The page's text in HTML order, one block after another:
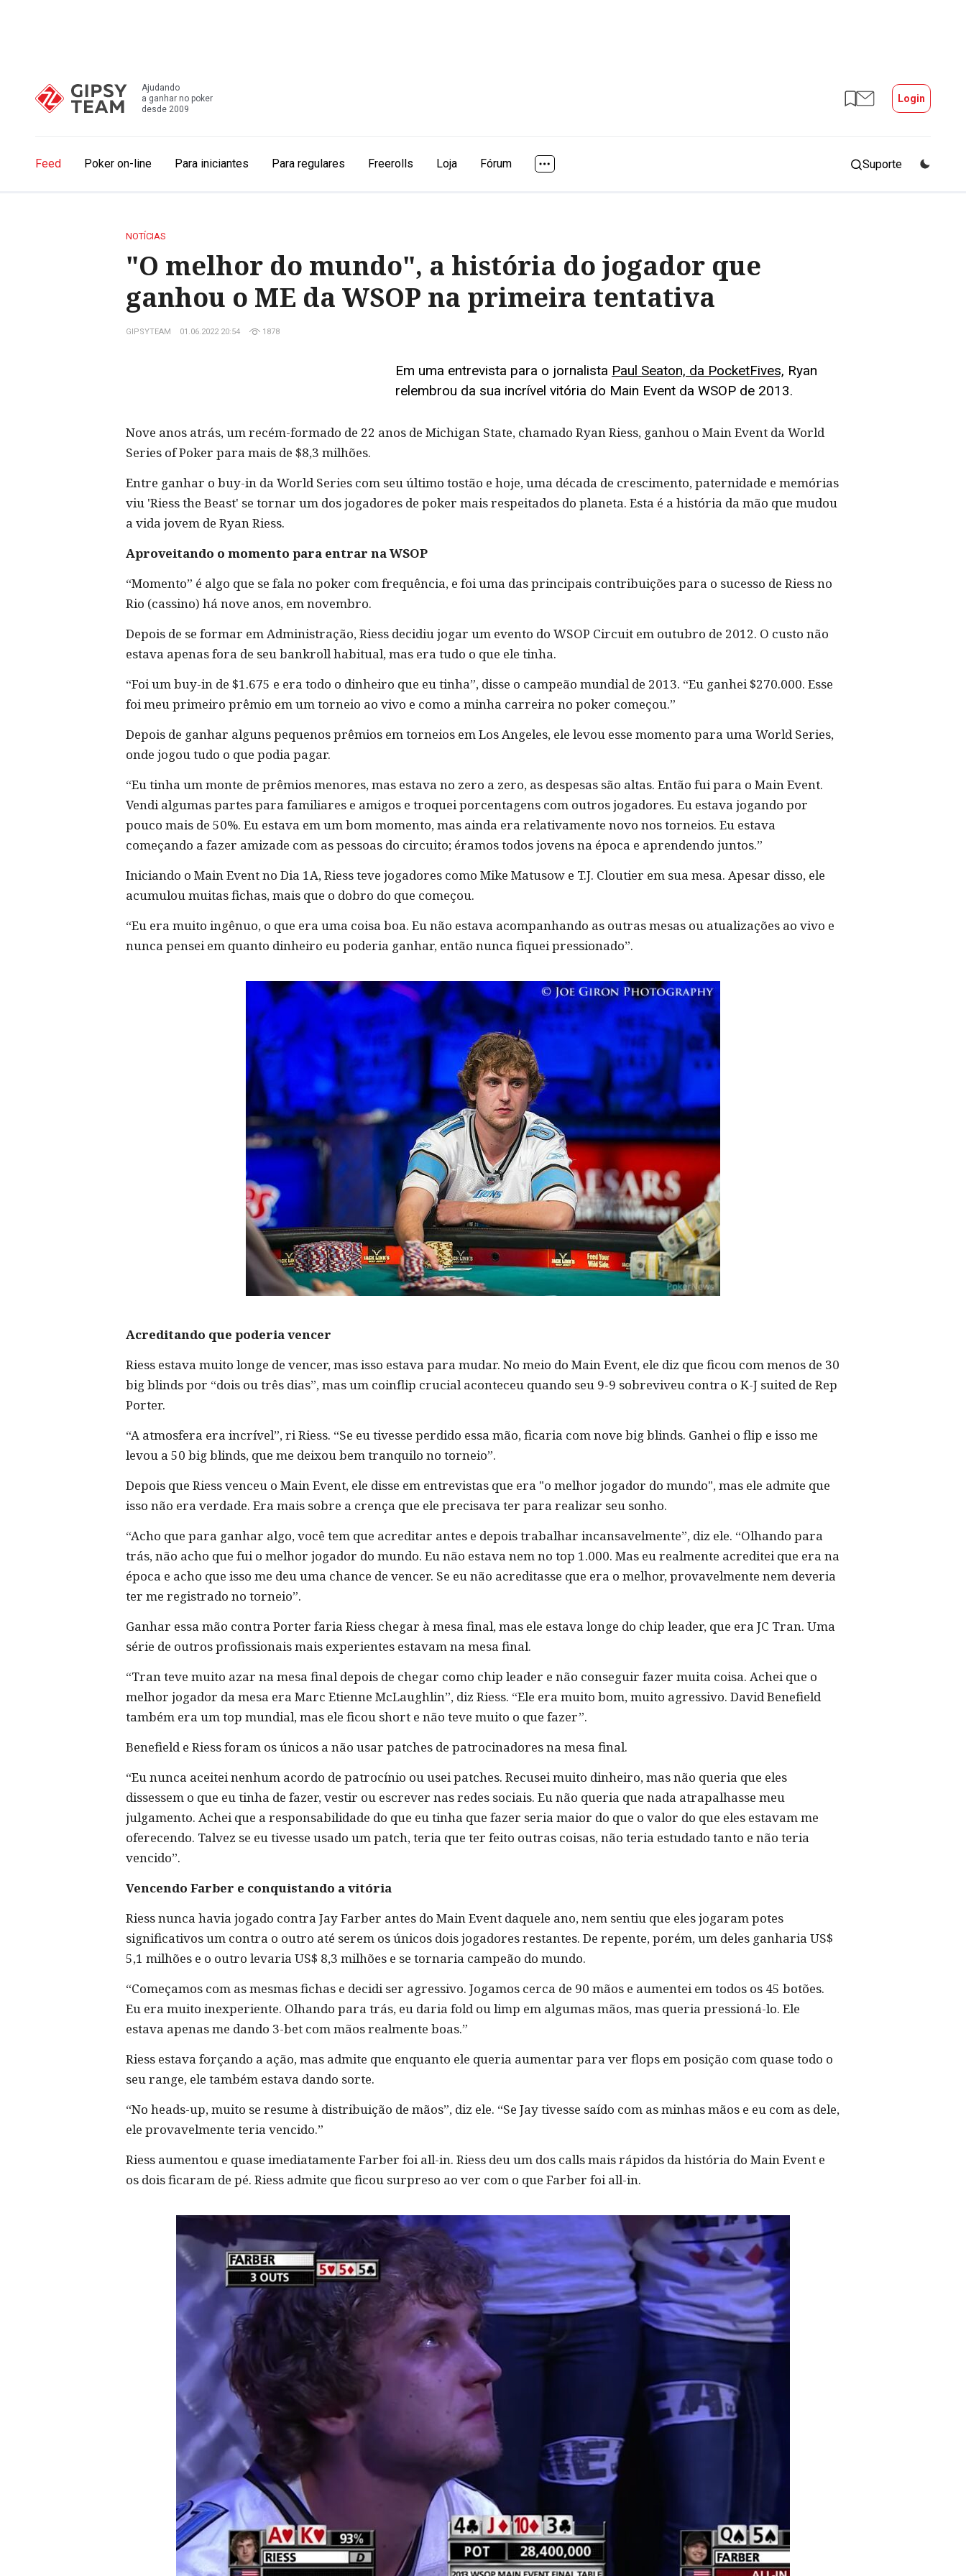
Ajudando
a ganhar no poker
desde 2009
Login
Feed Poker on-line Para iniciantes Para regulares Freerolls Loja Fórum Suporte
NOTÍCIAS
"O melhor do mundo", a história do jogador que
ganhou o ME da WSOP na primeira tentativa
GIPSYTEAM 01.06.2022 20:54 1878
Em uma entrevista para o jornalista Paul Seaton, da PocketFives, Ryan
relembrou da sua incrível vitória do Main Event da WSOP de 2013.
Nove anos atrás, um recém-formado de 22 anos de Michigan State, chamado Ryan Riess, ganhou o Main Event da World
Series of Poker para mais de $8,3 milhões.
Entre ganhar o buy-in da World Series com seu último tostão e hoje, uma década de crescimento, paternidade e memórias
viu 'Riess the Beast' se tornar um dos jogadores de poker mais respeitados do planeta. Esta é a história da mão que mudou
a vida jovem de Ryan Riess.
Aproveitando o momento para entrar na WSOP
“Momento” é algo que se fala no poker com frequência, e foi uma das principais contribuições para o sucesso de Riess no
Rio (cassino) há nove anos, em novembro.
Depois de se formar em Administração, Riess decidiu jogar um evento do WSOP Circuit em outubro de 2012. O custo não
estava apenas fora de seu bankroll habitual, mas era tudo o que ele tinha.
“Foi um buy-in de $1.675 e era todo o dinheiro que eu tinha”, disse o campeão mundial de 2013. “Eu ganhei $270.000. Esse
foi meu primeiro prêmio em um torneio ao vivo e como a minha carreira no poker começou.”
Depois de ganhar alguns pequenos prêmios em torneios em Los Angeles, ele levou esse momento para uma World Series,
onde jogou tudo o que podia pagar.
“Eu tinha um monte de prêmios menores, mas estava no zero a zero, as despesas são altas. Então fui para o Main Event.
Vendi algumas partes para familiares e amigos e troquei porcentagens com outros jogadores. Eu estava jogando por
pouco mais de 50%. Eu estava em um bom momento, mas ainda era relativamente novo nos torneios. Eu estava
começando a fazer amizade com as pessoas do circuito; éramos todos jovens na época e aprendendo juntos.”
Iniciando o Main Event no Dia 1A, Riess teve jogadores como Mike Matusow e T.J. Cloutier em sua mesa. Apesar disso, ele
acumulou muitas fichas, mais que o dobro do que começou.
“Eu era muito ingênuo, o que era uma coisa boa. Eu não estava acompanhando as outras mesas ou atualizações ao vivo e
nunca pensei em quanto dinheiro eu poderia ganhar, então nunca fiquei pressionado”.
Acreditando que poderia vencer
Riess estava muito longe de vencer, mas isso estava para mudar. No meio do Main Event, ele diz que ficou com menos de 30
big blinds por “dois ou três dias”, mas um coinflip crucial aconteceu quando seu 9-9 sobreviveu contra o K-J suited de Rep
Porter.
“A atmosfera era incrível”, ri Riess. “Se eu tivesse perdido essa mão, ficaria com nove big blinds. Ganhei o flip e isso me
levou a 50 big blinds, que me deixou bem tranquilo no torneio”.
Depois que Riess venceu o Main Event, ele disse em entrevistas que era "o melhor jogador do mundo", mas ele admite que
isso não era verdade. Era mais sobre a crença que ele precisava ter para realizar seu sonho.
“Acho que para ganhar algo, você tem que acreditar antes e depois trabalhar incansavelmente”, diz ele. “Olhando para
trás, não acho que fui o melhor jogador do mundo. Eu não estava nem no top 1.000. Mas eu realmente acreditei que era na
época e acho que isso me deu uma chance de vencer. Se eu não acreditasse que era o melhor, provavelmente nem deveria
ter me registrado no torneio”.
Ganhar essa mão contra Porter faria Riess chegar à mesa final, mas ele estava longe do chip leader, que era JC Tran. Uma
série de outros profissionais mais experientes estavam na mesa final.
“Tran teve muito azar na mesa final depois de chegar como chip leader e não conseguir fazer muita coisa. Achei que o
melhor jogador da mesa era Marc Etienne McLaughlin”, diz Riess. “Ele era muito bom, muito agressivo. David Benefield
também era um top mundial, mas ele ficou short e não teve muito o que fazer”.
Benefield e Riess foram os únicos a não usar patches de patrocinadores na mesa final.
“Eu nunca aceitei nenhum acordo de patrocínio ou usei patches. Recusei muito dinheiro, mas não queria que eles
dissessem o que eu tinha de fazer, vestir ou escrever nas redes sociais. Eu não queria que nada atrapalhasse meu
julgamento. Achei que a responsabilidade do que eu tinha que fazer seria maior do que o valor do que eles estavam me
oferecendo. Talvez se eu tivesse usado um patch, teria que ter feito outras coisas, não teria estudado tanto e não teria
vencido”.
Vencendo Farber e conquistando a vitória
Riess nunca havia jogado contra Jay Farber antes do Main Event daquele ano, nem sentiu que eles jogaram potes
significativos um contra o outro até serem os únicos dois jogadores restantes. De repente, porém, um deles ganharia US$
5,1 milhões e o outro levaria US$ 8,3 milhões e se tornaria campeão do mundo.
“Começamos com as mesmas fichas e decidi ser agressivo. Jogamos cerca de 90 mãos e aumentei em todos os 45 botões.
Eu era muito inexperiente. Olhando para trás, eu daria fold ou limp em algumas mãos, mas queria pressioná-lo. Ele
estava apenas me dando 3-bet com mãos realmente boas.”
Riess estava forçando a ação, mas admite que enquanto ele queria aumentar para ver flops em posição com quase todo o
seu range, ele também estava dando sorte.
“No heads-up, muito se resume à distribuição de mãos”, diz ele. “Se Jay tivesse saído com as minhas mãos e eu com as dele,
ele provavelmente teria vencido.”
Riess aumentou e quase imediatamente Farber foi all-in. Riess deu um dos calls mais rápidos da história do Main Event e
os dois ficaram de pé. Riess admite que ficou surpreso ao ver com o que Farber foi all-in.